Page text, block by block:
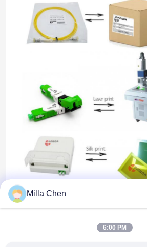
O nas
Wycieczka po fabryce
Skontaktuj się z nami
Aktualności
Sprawy
Blog
Milla Chen
6:00 PM